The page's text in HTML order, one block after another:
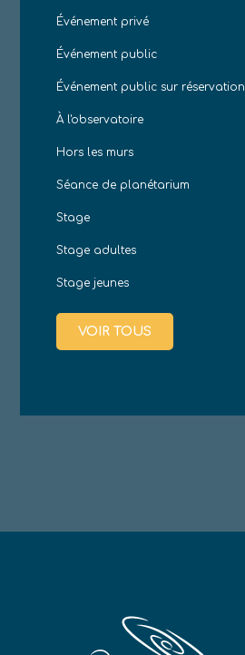
Événement privé
Événement public
Événement public sur réservation
À l'observatoire
Hors les murs
Séance de planétarium
Stage
Stage adultes
Stage jeunes
VOIR TOUS